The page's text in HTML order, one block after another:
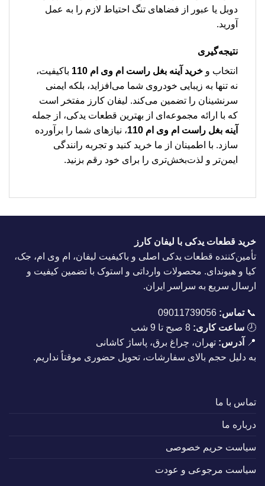
دوبل یا عبور از فضاهای تنگ احتیاط لازم را به عمل
آورید.
نتیجه‌گیری
انتخاب و خرید آینه بغل راست ام وی ام 110
باکیفیت،
نه تنها به زیبایی خودروی شما می‌افزاید، بلکه ایمنی
سرنشینان را تضمین می‌کند. لیفان کارز مفتخر است
که با ارائه مجموعه‌ای از بهترین قطعات یدکی، از جمله
آینه بغل راست ام وی ام 110
، نیازهای شما را برآورده
سازد. با اطمینان از ما خرید کنید و تجربه رانندگی
ایمن‌تر و لذت‌بخش‌تری را برای خود رقم بزنید.
خرید قطعات یدکی با لیفان کارز
تأمین‌کننده قطعات یدکی اصلی و باکیفیت لیفان، ام وی ام، جک،
کیا و هیوندای. محصولات وارداتی و استوک با تضمین کیفیت و
ارسال سریع به سراسر ایران.
📞تماس: 09011739056
🕗 ساعت کاری:
📍
آدرس: تهران، چراغ برق، پاساژ کاشانی
به دلیل حجم بالای سفارشات، تحویل حضوری موقتاً نداریم.
تماس با ما
درباره ما
سیاست حریم خصوصی
سیاست مرجوعی و عودت